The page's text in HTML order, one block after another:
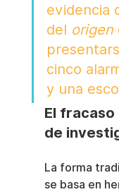
evidencia
del origen
cinco
y una
El
de
La forma
se basa en